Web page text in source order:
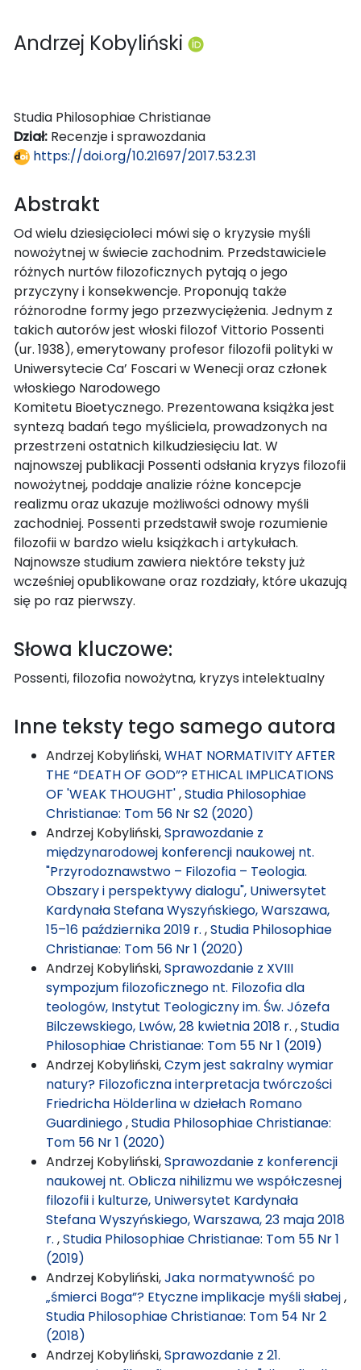
Andrzej Kobyliński
Studia Philosophiae Christianae
Dział: Recenzje i sprawozdania
https://doi.org/10.21697/2017.53.2.31
Abstrakt
Od wielu dziesięcioleci mówi się o kryzysie myśli
nowożytnej w świecie zachodnim. Przedstawiciele
różnych nurtów filozoficznych pytają o jego
przyczyny i konsekwencje. Proponują także
różnorodne formy jego przezwyciężenia. Jednym z
takich autorów jest włoski filozof Vittorio Possenti
(ur. 1938), emerytowany profesor filozofii polityki w
Uniwersytecie Ca’ Foscari w Wenecji oraz członek
włoskiego Narodowego
Komitetu Bioetycznego. Prezentowana książka jest
syntezą badań tego myśliciela, prowadzonych na
przestrzeni ostatnich kilkudziesięciu lat. W
najnowszej publikacji Possenti odsłania kryzys filozofii
nowożytnej, poddaje analizie różne koncepcje
realizmu oraz ukazuje możliwości odnowy myśli
zachodniej. Possenti przedstawił swoje rozumienie
filozofii w bardzo wielu książkach i artykułach.
Najnowsze studium zawiera niektóre teksty już
wcześniej opublikowane oraz rozdziały, które ukazują
się po raz pierwszy.
Słowa kluczowe:
Possenti, filozofia nowożytna, kryzys intelektualny
Inne teksty tego samego autora
Andrzej Kobyliński,WHAT NORMATIVITY AFTER
THE “DEATH OF GOD”? ETHICAL IMPLICATIONS
OF 'WEAK THOUGHT',Studia Philosophiae
Christianae: Tom 56 Nr S2 (2020)
Andrzej Kobyliński,Sprawozdanie z
międzynarodowej konferencji naukowej nt.
"Przyrodoznawstwo – Filozofia – Teologia.
Obszary i perspektywy dialogu", Uniwersytet
Kardynała Stefana Wyszyńskiego, Warszawa,
15–16 października 2019 r. ,Studia Philosophiae
Christianae: Tom 56 Nr 1 (2020)
Andrzej Kobyliński,Sprawozdanie z XVIII
sympozjum filozoficznego nt. Filozofia dla
teologów, Instytut Teologiczny im. Św. Józefa
Bilczewskiego, Lwów, 28 kwietnia 2018 r. ,Studia
Philosophiae Christianae: Tom 55 Nr 1 (2019)
Andrzej Kobyliński,Czym jest sakralny wymiar
natury? Filozoficzna interpretacja twórczości
Friedricha Hölderlina w dziełach Romano
Guardiniego,Studia Philosophiae Christianae:
Tom 56 Nr 1 (2020)
Andrzej Kobyliński,Sprawozdanie z konferencji
naukowej nt. Oblicza nihilizmu we współczesnej
filozofii i kulturze, Uniwersytet Kardynała
Stefana Wyszyńskiego, Warszawa, 23 maja 2018
r. ,Studia Philosophiae Christianae: Tom 55 Nr 1
(2019)
Andrzej Kobyliński,Jaka normatywność po
„śmierci Boga”? Etyczne implikacje myśli słabej,
Studia Philosophiae Christianae: Tom 54 Nr 2
(2018)
Andrzej Kobyliński,Sprawozdanie z 21.